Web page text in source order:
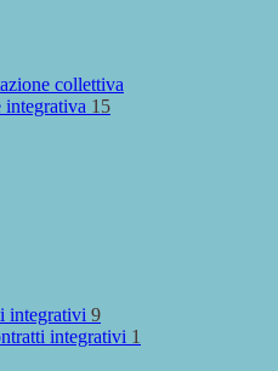
collettiva
integrativa 15
integrativi 9
integrativi 1